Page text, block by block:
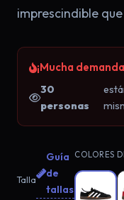
imprescindible
¡Mucha
30
personas
Talla
Guía
de
tallas
COLORES